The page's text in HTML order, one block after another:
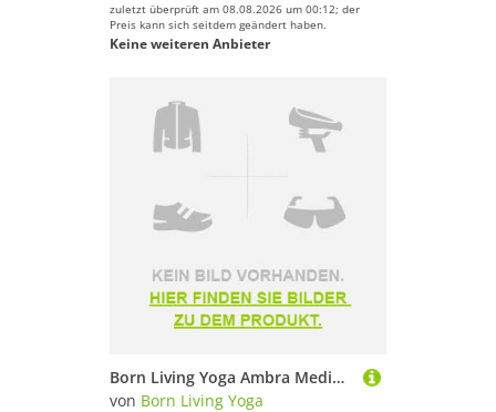
zuletzt überprüft am 08.08.2026 um 00:12; der
Preis kann sich seitdem geändert haben.
Keine weiteren Anbieter
Born Living Yoga Ambra Medium-high Support Sports Top Blau S Frau
von Born Living Yoga